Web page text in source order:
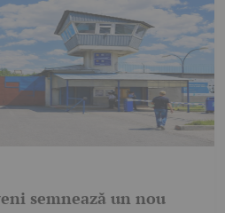
semnează un nou